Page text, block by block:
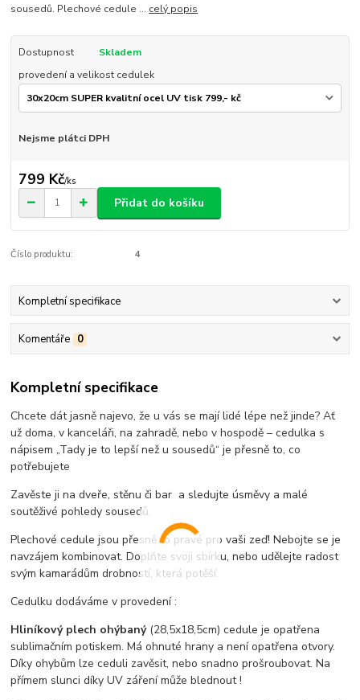
sousedů. Plechové cedule ... celý popis
Dostupnost
Skladem
provedení a velikost cedulek
Nejsme plátci DPH
799 Kč/ks
Přidat do košíku
Číslo produktu: 4
Kompletní specifikace
Komentáře 0
Kompletní specifikace
Chcete dát jasně najevo, že u vás se mají lidé lépe než jinde? Ať
už doma, v kanceláři, na zahradě, nebo v hospodě –cedulka s
nápisem „Tady je to lepší než u sousedů“ je přesně to, co
potřebujete
Zavěste ji na dveře, stěnu či bar a sledujte úsměvy a malé
soutěživé pohledy sousedů.
Plechové cedule jsou přesně to pravé pro vaši zeď! Nebojte se je
navzájem kombinovat. Doplňte svoji sbírku, nebo udělejte radost
svým kamarádům drobností, která potěší.
Cedulku dodáváme v provedení :
Hliníkový plech ohýbaný (28,5x18,5cm) cedule je opatřena
sublimačním potiskem. Má ohnuté hrany a není opatřena otvory.
Díky ohybům lze ceduli zavěsit, nebo snadno prošroubovat. Na
přímem slunci díky UV záření může blednout !